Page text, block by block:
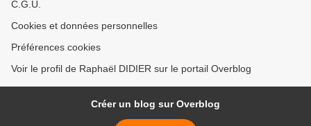
C.G.U.
Cookies et données personnelles
Préférences cookies
Voir le profil de Raphaël DIDIER sur le portail Overblog
Créer un blog sur Overblog